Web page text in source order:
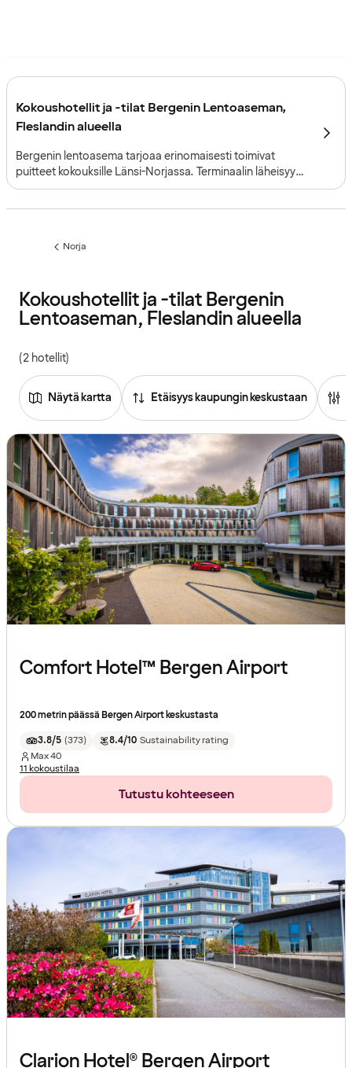
Kokoushotellit ja -tilat Bergenin Lentoaseman,
Fleslandin alueella
Bergenin lentoasema tarjoaa erinomaisesti toimivat
puitteet kokouksille Länsi-Norjassa. Terminaalin läheisyys,
suuri kapasiteetti ja vaivaton logistiikka tukevat
Edellinen
Norja
Kokoushotellit ja -tilat Bergenin
Lentoaseman, Fleslandin alueella
(2 hotellit)
Näytä kartta Etäisyys kaupungin keskustaan
Comfort Hotel™ Bergen Airport
200 metrin päässä Bergen Airport keskustasta
3.8/5 (373) 8.4/10 Sustainability rating
Max40
11 kokoustilaa
Tutustu kohteeseen
Clarion Hotel® Bergen Airport